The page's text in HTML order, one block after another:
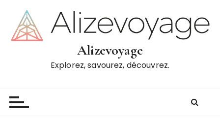
Alizevoyage
Explorez, savourez, découvrez.